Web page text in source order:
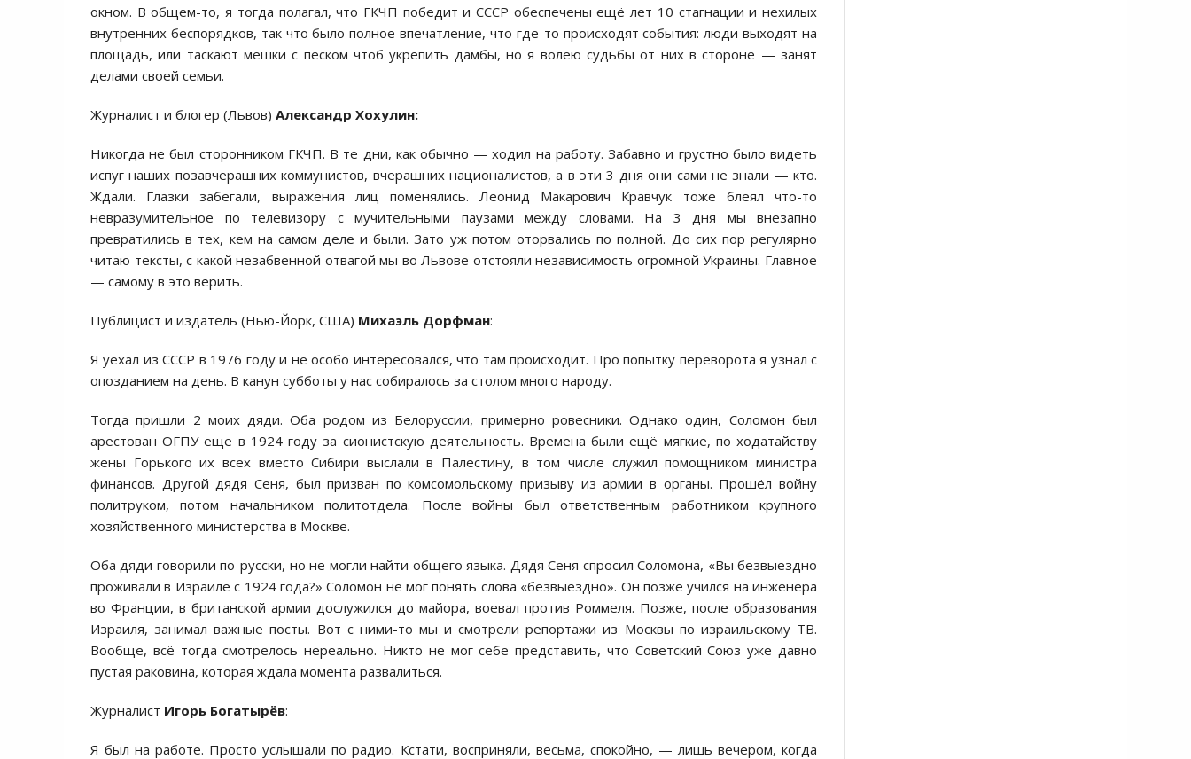
окном. В общем-то, я тогда полагал, что ГКЧП победит и СССР обеспечены ещё лет 10 стагнации и нехилых
внутренних беспорядков, так что было полное впечатление, что где-то происходят события: люди выходят на
площадь, или таскают мешки с песком чтоб укрепить дамбы, но я волею судьбы от них в стороне — занят
делами своей семьи.
Журналист и блогер (Львов) Александр Хохулин:
Никогда не был сторонником ГКЧП. В те дни, как обычно — ходил на работу. Забавно и грустно было видеть
испуг наших позавчерашних коммунистов, вчерашних националистов, а в эти 3 дня они сами не знали — кто.
Ждали. Глазки забегали, выражения лиц поменялись. Леонид Макарович Кравчук тоже блеял что-то
невразумительное по телевизору с мучительными паузами между словами. На 3 дня мы внезапно
превратились в тех, кем на самом деле и были. Зато уж потом оторвались по полной. До сих пор регулярно
читаю тексты, с какой незабвенной отвагой мы во Львове отстояли независимость огромной Украины. Главное
— самому в это верить.
Публицист и издатель (Нью-Йорк, США) Михаэль Дорфман:
Я уехал из СССР в 1976 году и не особо интересовался, что там происходит. Про попытку переворота я узнал с
опозданием на день. В канун субботы у нас собиралось за столом много народу.
Тогда пришли 2 моих дяди. Оба родом из Белоруссии, примерно ровесники. Однако один, Соломон был
арестован ОГПУ еще в 1924 году за сионистскую деятельность. Времена были ещё мягкие, по ходатайству
жены Горького их всех вместо Сибири выслали в Палестину, в том числе служил помощником министра
финансов. Другой дядя Сеня, был призван по комсомольскому призыву из армии в органы. Прошёл войну
политруком, потом начальником политотдела. После войны был ответственным работником крупного
хозяйственного министерства в Москве.
Оба дяди говорили по-русски, но не могли найти общего языка. Дядя Сеня спросил Соломона, «Вы безвыездно
проживали в Израиле с 1924 года?» Соломон не мог понять слова «безвыездно». Он позже учился на инженера
во Франции, в британской армии дослужился до майора, воевал против Роммеля. Позже, после образования
Израиля, занимал важные посты. Вот с ними-то мы и смотрели репортажи из Москвы по израильскому ТВ.
Вообще, всё тогда смотрелось нереально. Никто не мог себе представить, что Советский Союз уже давно
пустая раковина, которая ждала момента развалиться.
Журналист Игорь Богатырёв:
Я был на работе. Просто услышали по радио. Кстати, восприняли, весьма, спокойно, — лишь вечером, когда